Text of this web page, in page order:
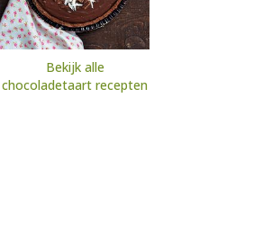
Bekijk alle
chocoladetaart recepten